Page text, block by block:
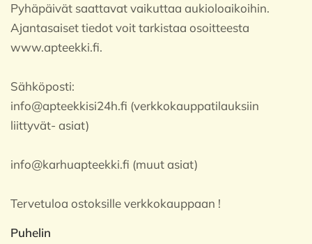
Pyhäpäivät saattavat vaikuttaa aukioloaikoihin.
Ajantasaiset tiedot voit tarkistaa osoitteesta
www.apteekki.fi.
Sähköposti:
info@apteekkisi24h.fi (verkkokauppatilauksiin
liittyvät- asiat)
info@karhuapteekki.fi (muut asiat)
Tervetuloa ostoksille verkkokauppaan !
Puhelin